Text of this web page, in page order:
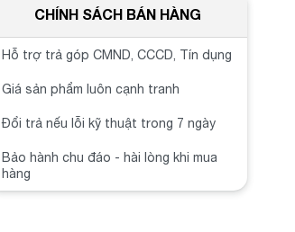
CHÍNH SÁCH BÁN HÀNG
Hỗ trợ trả góp CMND, CCCD, Tín dụng
Giá sản phẩm luôn cạnh tranh
Đổi trả nếu lỗi kỹ thuật trong 7 ngày
Bảo hành chu đáo - hài lòng khi mua
hàng